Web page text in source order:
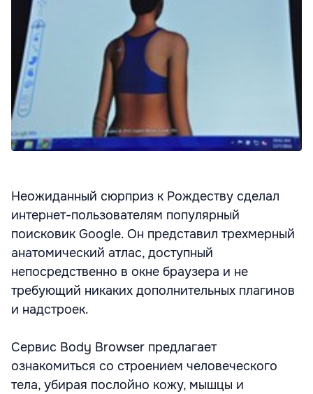
Неожиданный сюрприз к Рождеству сделал
интернет-пользователям популярный
поисковик Google. Он представил трехмерный
анатомический атлас, доступный
непосредственно в окне браузера и не
требующий никаких дополнительных плагинов
и надстроек.
Сервис Body Browser предлагает
ознакомиться со строением человеческого
тела, убирая послойно кожу, мышцы и